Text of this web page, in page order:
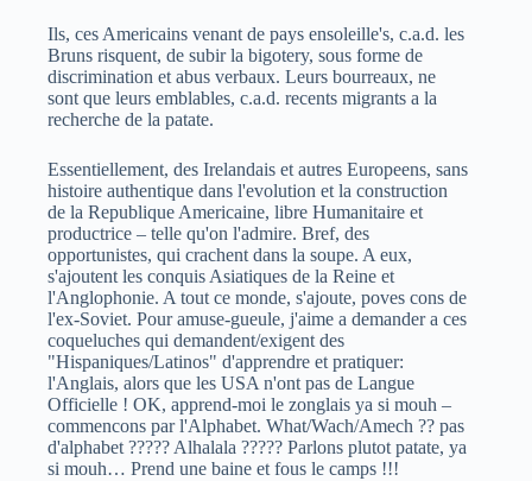
Ils, ces Americains venant de pays ensoleille's, c.a.d. les
Bruns risquent, de subir la bigotery, sous forme de
discrimination et abus verbaux. Leurs bourreaux, ne
sont que leurs emblables, c.a.d. recents migrants a la
recherche de la patate.
Essentiellement, des Irelandais et autres Europeens, sans
histoire authentique dans l'evolution et la construction
de la Republique Americaine, libre Humanitaire et
productrice – telle qu'on l'admire. Bref, des
opportunistes, qui crachent dans la soupe. A eux,
s'ajoutent les conquis Asiatiques de la Reine et
l'Anglophonie. A tout ce monde, s'ajoute, poves cons de
l'ex-Soviet. Pour amuse-gueule, j'aime a demander a ces
coqueluches qui demandent/exigent des
"Hispaniques/Latinos" d'apprendre et pratiquer:
l'Anglais, alors que les USA n'ont pas de Langue
Officielle ! OK, apprend-moi le zonglais ya si mouh –
commencons par l'Alphabet. What/Wach/Amech ?? pas
d'alphabet ????? Alhalala ????? Parlons plutot patate, ya
si mouh… Prend une baine et fous le camps !!!